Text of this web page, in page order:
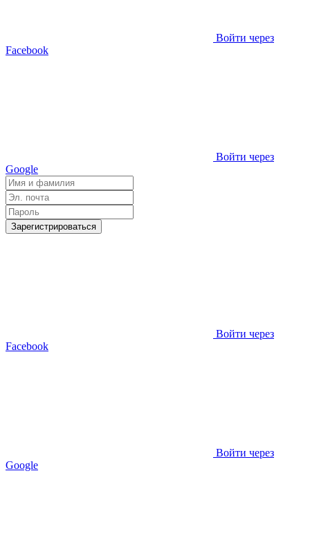
Войти через
Facebook
Войти через
Google
Зарегистрироваться
Войти через
Facebook
Войти через
Google